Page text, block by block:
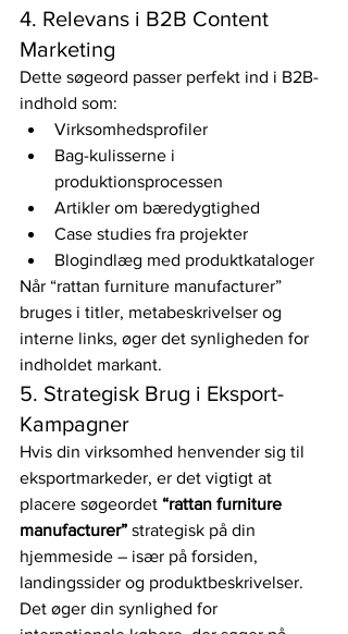
4. Relevans i B2B Content
Marketing
Dette søgeord passer perfekt ind i B2B-
indhold som:
Virksomhedsprofiler
Bag-kulisserne i
produktionsprocessen
Artikler om bæredygtighed
Case studies fra projekter
Blogindlæg med produktkataloger
Når “rattan furniture manufacturer”
bruges i titler, metabeskrivelser og
interne links, øger det synligheden for
indholdet markant.
5. Strategisk Brug i Eksport-
Kampagner
Hvis din virksomhed henvender sig til
eksportmarkeder, er det vigtigt at
placere søgeordet “rattan furniture
manufacturer” strategisk på din
hjemmeside – især på forsiden,
landingssider og produktbeskrivelser.
Det øger din synlighed for